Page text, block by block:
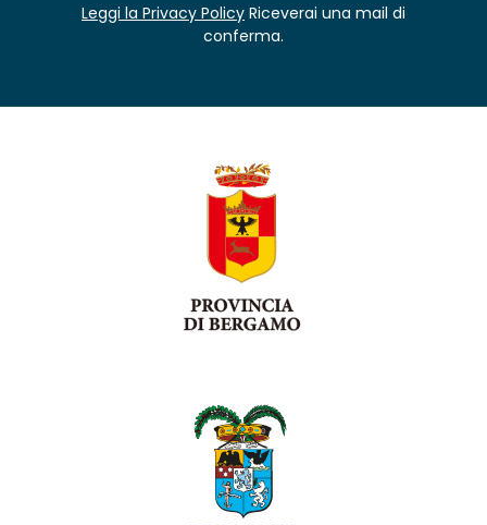
Leggi la Privacy Policy Riceverai una mail di
conferma.